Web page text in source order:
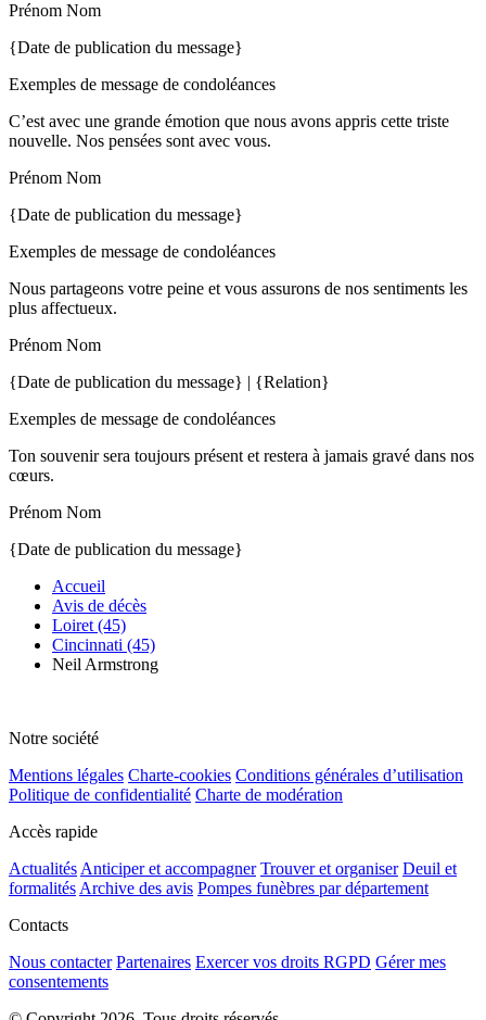
Prénom Nom
{Date de publication du message}
Exemples de message de condoléances
C’est avec une grande émotion que nous avons appris cette triste
nouvelle. Nos pensées sont avec vous.
Prénom Nom
{Date de publication du message}
Exemples de message de condoléances
Nous partageons votre peine et vous assurons de nos sentiments les
plus affectueux.
Prénom Nom
{Date de publication du message} | {Relation}
Exemples de message de condoléances
Ton souvenir sera toujours présent et restera à jamais gravé dans nos
cœurs.
Prénom Nom
{Date de publication du message}
Accueil
Avis de décès
Loiret (45)
Cincinnati (45)
Neil Armstrong
Notre société
Mentions légales Charte-cookies Conditions générales d’utilisation
Politique de confidentialité Charte de modération
Accès rapide
Actualités Anticiper et accompagner Trouver et organiser Deuil et
formalités Archive des avis Pompes funèbres par département
Contacts
Nous contacter Partenaires Exercer vos droits RGPD Gérer mes
consentements